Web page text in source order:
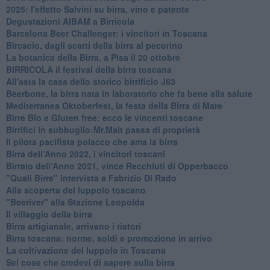
​2025: l'effetto Salvini su birra, vino e patente
​Degustazioni AIBAM a Birricola
​Barcelona Beer Challenger: i vincitori in Toscana
Bircacio, dagli scarti della birra al pecorino
​La botanica della Birra, a Pisa il 20 ottobre
BIRRICOLA il festival della birra toscana
​All'asta la casa dello storico birrificio J63
Beerbone, la birra nata in laboratorio che fa bene alla salute
Mediterranea Oktoberfest, la festa della Birra di Mare
​Birre Bio e Gluten free: ecco le vincenti toscane
​Birrifici in subbuglio:Mr.Malt passa di proprietà
​Il pilota pacifista polacco che ama la birra
​Birra dell’Anno 2022, i vincitori toscani
Birraio dell’Anno 2021, vince Recchiuti di Opperbacco
"Quali Birre" intervista a Fabrizio Di Rado
​Alla scoperta del luppolo toscano
"Beeriver" alla Stazione Leopolda
Il villaggio della birra
Birra artigianale, arrivano i ristori
Birra toscana: norme, soldi e promozione in arrivo
La coltivazione del luppolo in Toscana
Sei cose che credevi di sapere sulla birra